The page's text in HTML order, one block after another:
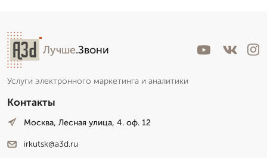
Лучше.Звони
Услуги электронного маркетинга и аналитики
Контакты
Москва, Лесная улица, 4. оф. 12
irkutsk@a3d.ru